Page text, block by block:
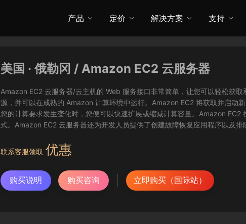
产品 定价 解决方案 支持
美国 · 俄勒冈 / Amazon EC2 云服务器
Amazon EC2 云服务器/云主机的 Web 服务接口非常简单，让您可以轻松获
源，并可以在成熟的 Amazon 计算环境中运行。Amazon EC2 将获取并启动
您的计算要求发生变化时，您便可以快速扩展或缩减计算容量。Amazon
式。Amazon EC2 云服务器还为开发人员提供了创建故障恢复应用程序以及排
联系客服领取 优惠
购买说明 购买咨询 立即购买（国际站）